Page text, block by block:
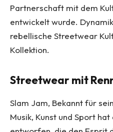
Partnerschaft mit dem
entwickelt wurde.
rebellische Streetwear
Kollektion.
Streetwear mit
Slam Jam, Bekannt für
Musik, Kunst und Sport